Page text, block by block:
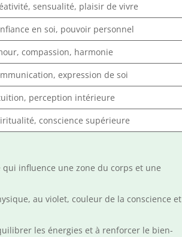
sensualité, plaisir de vivre
en soi, pouvoir personnel
compassion, harmonie
expression de soi
perception intérieure
conscience supérieure
influence une zone du corps et une
au violet, couleur de la conscience et
les énergies et à renforcer le bien-